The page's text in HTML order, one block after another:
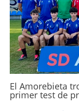
El Amorebieta
primer test de